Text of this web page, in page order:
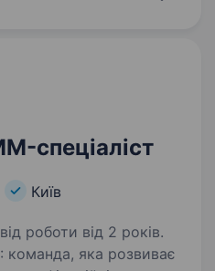
спеціаліст
Київ
роботи від 2 років.
яка розвиває